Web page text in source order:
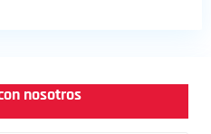
nosotros